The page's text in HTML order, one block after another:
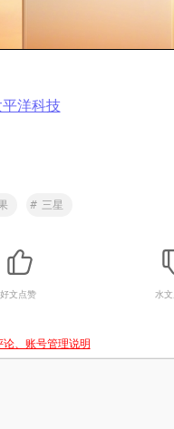
洋科技
# 三星
好文点赞 水
论、账号管理说明